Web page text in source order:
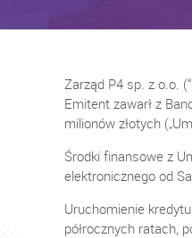
Zarząd P4 sp. z o.o.
Emitent zawarł z
milionów złotych
Środki finansowe z
elektronicznego od
Uruchomienie
półrocznych ratach,